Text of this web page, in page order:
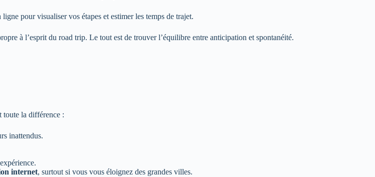
ligne pour visualiser vos étapes et estimer les temps de trajet.
à l’esprit du road trip. Le tout est de trouver l’équilibre entre anticipation et spontanéité.
toute la différence :
inattendus.
internet, surtout si vous vous éloignez des grandes villes.